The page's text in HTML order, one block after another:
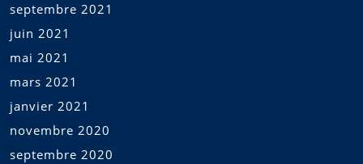
septembre 2021
juin 2021
mai 2021
mars 2021
janvier 2021
novembre 2020
septembre 2020